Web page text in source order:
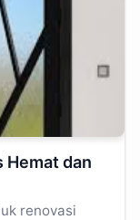
Hemat dan
renovasi